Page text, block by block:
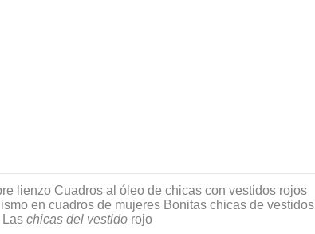
lienzo Cuadros al óleo de chicas con vestidos rojos
en cuadros de mujeres Bonitas chicas de vestidos
Las chicas del vestido rojo